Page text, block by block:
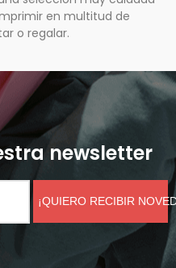
en multitud de
o regalar.
newsletter
¡QUIERO RECIBIR